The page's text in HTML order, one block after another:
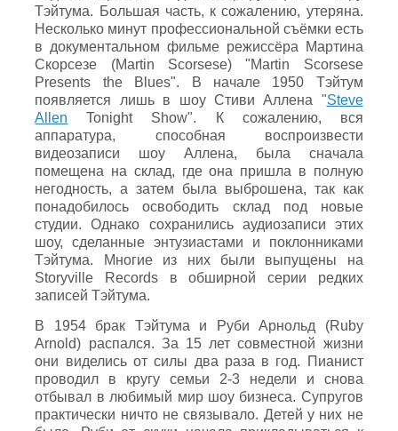
Тэйтума. Большая часть, к сожалению, утеряна.
Несколько минут профессиональной съёмки есть
в документальном фильме режиссёра Мартина
Скорсезе (Martin Scorsese) "Martin Scorsese
Presents the Blues". В начале 1950 Тэйтум
появляется лишь в шоу Стиви Аллена "Steve
Allen Tonight Show". К сожалению, вся
аппаратура, способная воспроизвести
видеозаписи шоу Аллена, была сначала
помещена на склад, где она пришла в полную
негодность, а затем была выброшена, так как
понадобилось освободить склад под новые
студии. Однако сохранились аудиозаписи этих
шоу, сделанные энтузиастами и поклонниками
Тэйтума. Многие из них были выпущены на
Storyville Records в обширной серии редких
записей Тэйтума.
В 1954 брак Тэйтума и Руби Арнольд (Ruby
Arnold) распался. За 15 лет совместной жизни
они виделись от силы два раза в год. Пианист
проводил в кругу семьи 2-3 недели и снова
отбывал в любимый мир шоу бизнеса. Супругов
практически ничто не связывало. Детей у них не